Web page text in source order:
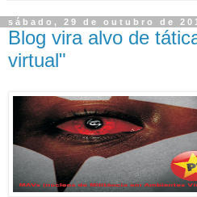
sábado, 29 de outubro de
Blog vira alvo de
virtual"